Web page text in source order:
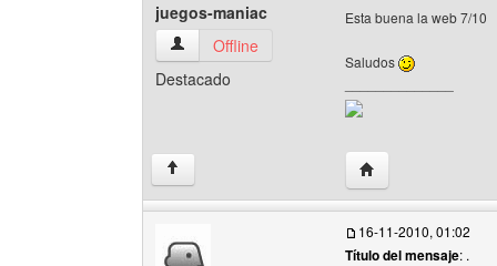
juegos-maniac
juegos-maniac Ver perfil del usuario
Offline
Destacado
Esta buena la web 7/10
Saludos
↑ Visitar sitio web
16-11-2010, 01:02
Título del mensaje: .